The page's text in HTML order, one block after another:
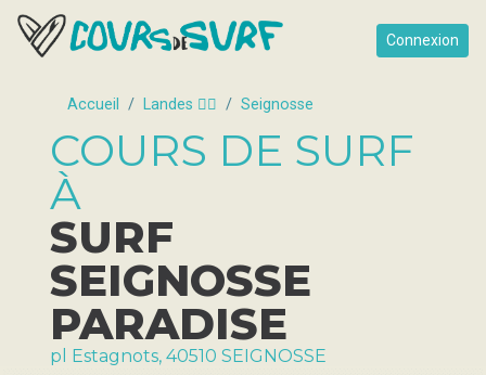
Connexion
Accueil Landes 🏄‍♂️ Seignosse
COURS DE SURF
À
SURF
SEIGNOSSE
PARADISE
pl Estagnots, 40510 SEIGNOSSE